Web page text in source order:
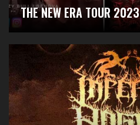
THE NEW ERA TOUR 2023